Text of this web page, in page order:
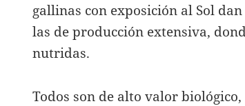
gallinas con exposición al Sol
las de producción extensiva,
nutridas.
Todos son de alto valor